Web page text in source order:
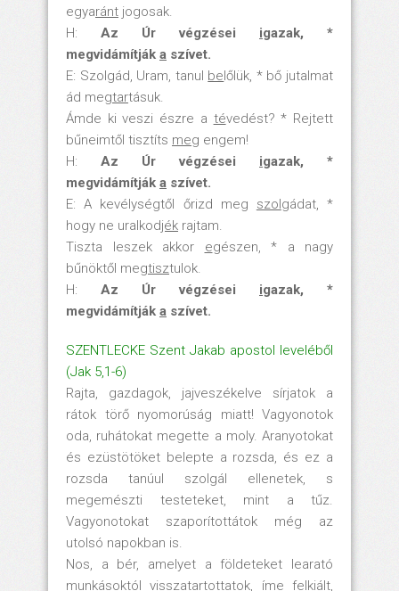
egyaránt jogosak.
H: Az Úr végzései igazak, *
megvidámítják a szívet.
E: Szolgád, Uram, tanul belőlük, * bő jutalmat
ád megtartásuk.
Ámde ki veszi észre a tévedést? * Rejtett
bűneimtől tisztíts meg engem!
H: Az Úr végzései igazak, *
megvidámítják a szívet.
E: A kevélységtől őrizd meg szolgádat, *
hogy ne uralkodjék rajtam.
Tiszta leszek akkor egészen, * a nagy
bűnöktől megtisztulok.
H: Az Úr végzései igazak, *
megvidámítják a szívet.
SZENTLECKE Szent Jakab apostol leveléből
(Jak 5,1-6)
Rajta, gazdagok, jajveszékelve sírjatok a
rátok törő nyomorúság miatt! Vagyonotok
oda, ruhátokat megette a moly. Aranyotokat
és ezüstötöket belepte a rozsda, és ez a
rozsda tanúul szolgál ellenetek, s
megemészti testeteket, mint a tűz.
Vagyonotokat szaporítottátok még az
utolsó napokban is.
Nos, a bér, amelyet a földeteket learató
munkásoktól visszatartottatok, íme felkiált,